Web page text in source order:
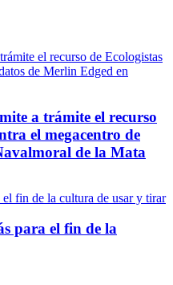
a trámite el recurso
el megacentro de
de la Mata
para el fin de la